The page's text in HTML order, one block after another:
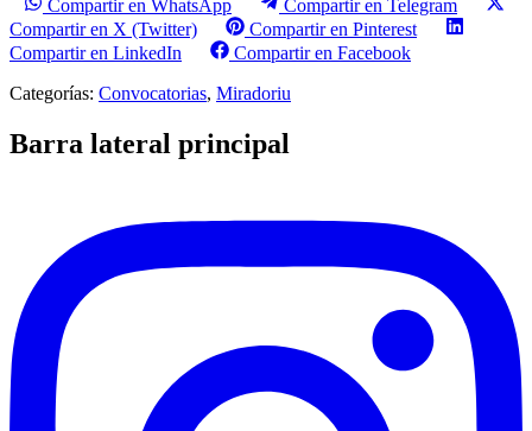
Compartir en WhatsApp
Compartir en Telegram
Compartir en X (Twitter)
Compartir en Pinterest
Compartir en LinkedIn
Compartir en Facebook
Categorías: Convocatorias, Miradoriu
Barra lateral principal